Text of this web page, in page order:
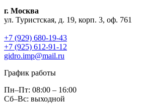
г. Москва
ул. Туристская, д. 19, корп. 3, оф. 761
+7 (929) 680-19-43
+7 (925) 612-91-12
gidro.imp@mail.ru
График работы
Пн–Пт: 08:00 – 16:00
Сб–Вс: выходной